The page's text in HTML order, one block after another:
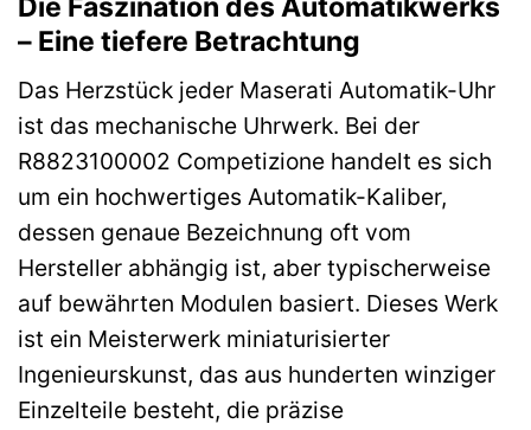
Die Faszination des Automatikwerks
– Eine tiefere Betrachtung
Das Herzstück jeder Maserati Automatik-Uhr
ist das mechanische Uhrwerk. Bei der
R8823100002 Competizione handelt es sich
um ein hochwertiges Automatik-Kaliber,
dessen genaue Bezeichnung oft vom
Hersteller abhängig ist, aber typischerweise
auf bewährten Modulen basiert. Dieses Werk
ist ein Meisterwerk miniaturisierter
Ingenieurskunst, das aus hunderten winziger
Einzelteile besteht, die präzise